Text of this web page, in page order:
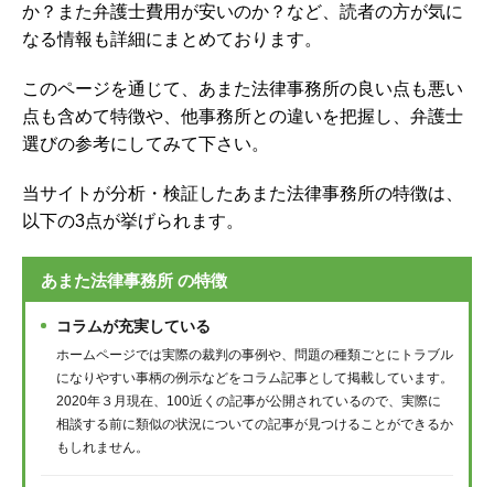
か？また弁護士費用が安いのか？など、読者の方が気に
なる情報も詳細にまとめております。
このページを通じて、 あまた法律事務所の良い点も悪い
点も含めて特徴や、他事務所との違いを把握し、弁護士
選びの参考にしてみて下さい。
当サイトが分析・検証したあまた法律事務所の特徴は、
以下の3点が挙げられます。
あまた法律事務所 の特徴
コラムが充実している
ホームページでは実際の裁判の事例や、問題の種類ごとにトラブル
になりやすい事柄の例示などをコラム記事として掲載しています。
2020年３月現在、100近くの記事が公開されているので、実際に
相談する前に類似の状況についての記事が見つけることができるか
もしれません。